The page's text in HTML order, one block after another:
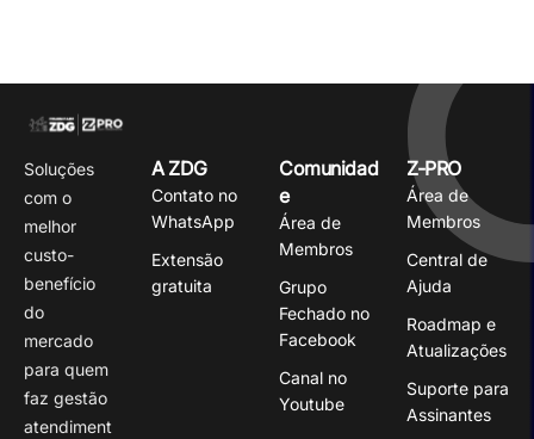
Soluções
com o
melhor
custo-
benefício
do
mercado
para quem
faz gestão
atendiment
A ZDG
Contato no
WhatsApp
Extensão
gratuita
Comunidad
e
Área de
Membros
Grupo
Fechado no
Facebook
Canal no
Youtube
Z-PRO
Área de
Membros
Central de
Ajuda
Roadmap e
Atualizações
Suporte para
Assinantes